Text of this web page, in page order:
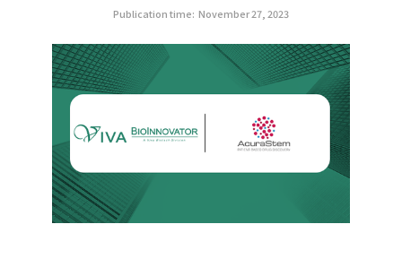
Publication time: November 27, 2023